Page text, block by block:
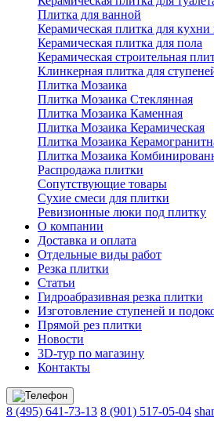
Плитка для ванной
Керамическая плитка для кухни
Керамическая плитка для пола
Керамическая строительная
Клинкерная плитка для
Плитка Мозаика
Плитка Мозаика Стеклянная
Плитка Мозаика Каменная
Плитка Мозаика Керамическая
Плитка Мозаика
Плитка Мозаика
Распродажа плитки
Сопутствующие товары
Сухие смеси для плитки
Ревизионные люки под плитку
О компании
Доставка и оплата
Отдельные виды работ
Резка плитки
Статьи
Гидроабразивная резка плитки
Изготовление ступеней и
Прямой рез плитки
Новости
3D-тур по магазину
Контакты
8 (495) 641-73-13 8 (901) 517-05-04